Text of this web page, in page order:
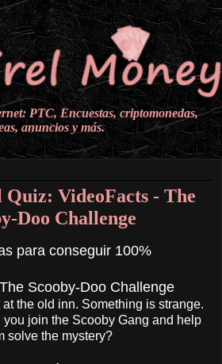
PTC, Encuestas, criptomonedas,
anuncios y más.
Quiz: VideoFacts - The
Doo Challenge
para conseguir 100%
Scooby-Doo Challenge
the old inn. Something is strange.
join the Scooby Gang and help
solve the mystery?